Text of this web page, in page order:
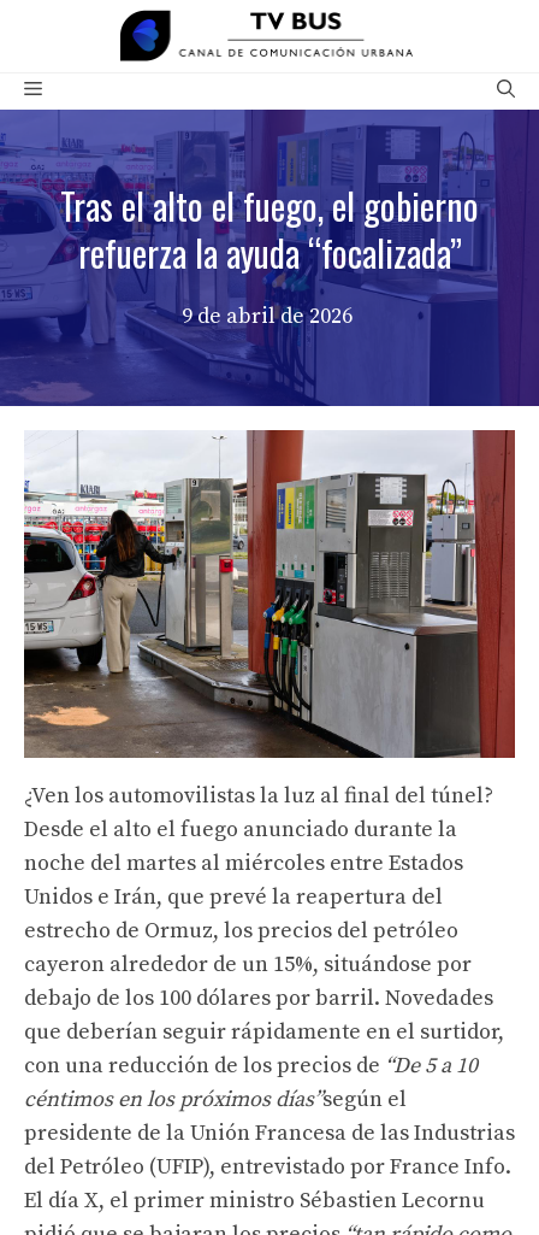
contenido
Menú
Tras el alto el fuego, el gobierno
refuerza la ayuda “focalizada”
9 de abril de 2026
¿Ven los automovilistas la luz al final del túnel?
Desde el alto el fuego anunciado durante la
noche del martes al miércoles entre Estados
Unidos e Irán, que prevé la reapertura del
estrecho de Ormuz, los precios del petróleo
cayeron alrededor de un 15%, situándose por
debajo de los 100 dólares por barril. Novedades
que deberían seguir rápidamente en el surtidor,
con una reducción de los precios de “De 5 a 10
céntimos en los próximos días”según el
presidente de la Unión Francesa de las Industrias
del Petróleo (UFIP), entrevistado por France Info.
El día X, el primer ministro Sébastien Lecornu